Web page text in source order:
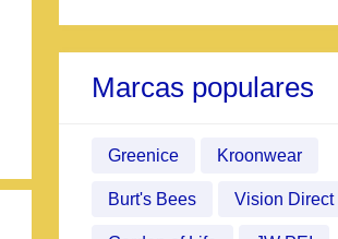
Marcas populares
Greenice Kroonwear
Burt's Bees Vision Direct